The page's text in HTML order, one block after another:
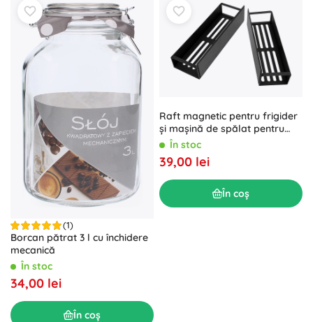
(1)
Borcan pătrat 3 l cu închidere
mecanică
În stoc
34,00 lei
În coș
Raft magnetic pentru frigider
și mașină de spălat pentru
condimente, cu cârlige, 2 buc.
În stoc
39,00 lei
În coș